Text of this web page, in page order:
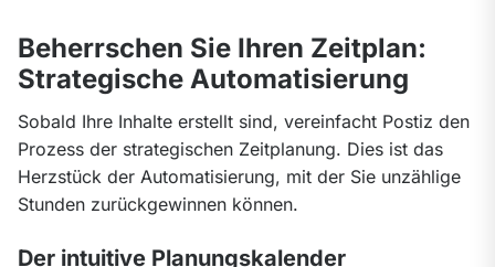
Beherrschen Sie Ihren Zeitplan:
Strategische Automatisierung
Sobald Ihre Inhalte erstellt sind, vereinfacht Postiz den
Prozess der strategischen Zeitplanung. Dies ist das
Herzstück der Automatisierung, mit der Sie unzählige
Stunden zurückgewinnen können.
Der intuitive Planungskalender